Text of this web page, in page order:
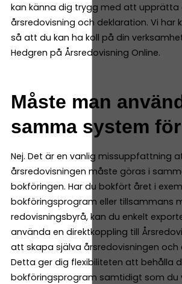
kan känna dig trygg med att upprätta
årsredovisning och deklaration. Vi har
så att du kan ha koll på din
Hedgren på Årsredovisning Online.
Måste man
samma system
Nej. Det är en vanlig missuppfattning
årsredovisningen måste göras i
bokföringen. Har du bokfört året i
bokföringsprogram eller tillsammans
redovisningsbyrå, kan du enkelt
använda en direktkoppling till
att skapa själva årsredovisningen och
Detta ger dig flexibiliteten att behålla
bokföringsprogram samtidigt som du